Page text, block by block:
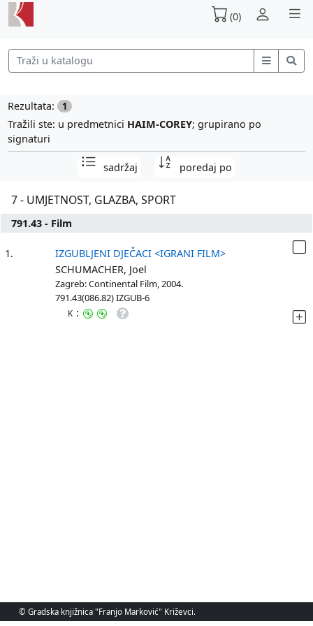
(0)
Rezultata: 1
Tražili ste: u predmetnici HAIM-COREY; grupirano po
signaturi
sadržaj poredaj po
7 - UMJETNOST, GLAZBA, SPORT
791.43 - Film
1.
IZGUBLJENI DJEČACI <IGRANI FILM>
SCHUMACHER, Joel
Zagreb: Continental Film, 2004.
791.43(086.82) IZGUB-6
K :
© Gradska knjižnica "Franjo Marković" Križevci.